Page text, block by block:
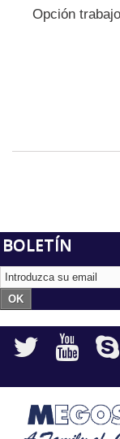
Opción
BOLETÍN
OK